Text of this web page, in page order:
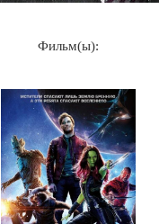
Фильм(ы):